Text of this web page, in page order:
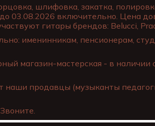
шлифовка, закатка,
03.08.2026 включительно. Цена
гитары брендов: Belucci,
именинникам, пенсионерам,
магазин-мастерская - в наличии
наши продавцы (музыканты